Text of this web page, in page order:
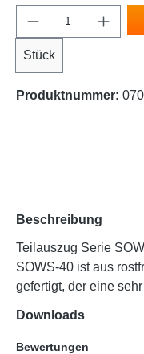
Stück
Produktnummer:
Beschreibung
Teilauszug Serie
SOWS-40 ist aus
gefertigt, der eine
Downloads
Bewertungen